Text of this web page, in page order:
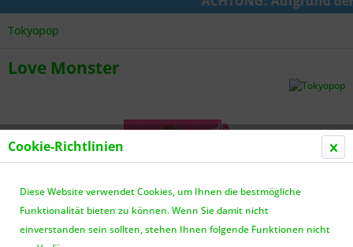
Tokyopop
Love Monster
Cookie-Richtlinien
Diese Website verwendet Cookies, um Ihnen die bestmögliche
Funktionalität bieten zu können. Wenn Sie damit nicht
einverstanden sein sollten, stehen Ihnen folgende Funktionen nicht